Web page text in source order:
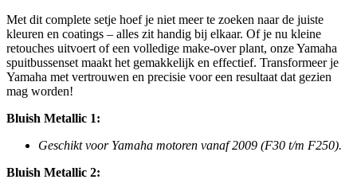
Met dit complete setje hoef je niet meer te zoeken naar de juiste
kleuren en coatings – alles zit handig bij elkaar. Of je nu kleine
retouches uitvoert of een volledige make-over plant, onze Yamaha
spuitbussenset maakt het gemakkelijk en effectief. Transformeer je
Yamaha met vertrouwen en precisie voor een resultaat dat gezien
mag worden!
Bluish Metallic 1:
Geschikt voor Yamaha motoren vanaf 2009 (F30 t/m F250).
Bluish Metallic 2: